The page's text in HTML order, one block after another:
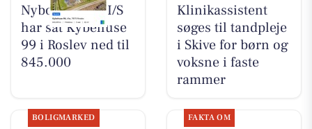
Nybolig Skive I/S
har sat Kybehuse
99 i Roslev ned til
845.000
Klinikassistent
søges til tandpleje
i Skive for børn og
voksne i faste
rammer
BOLIGMARKED FAKTA OM